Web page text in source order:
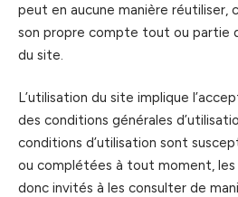
peut en aucune manière réutiliser,
son propre compte tout ou partie
du site.
L’utilisation du site implique
des conditions générales
conditions d’utilisation sont
ou complétées à tout moment,
donc invités à les consulter de